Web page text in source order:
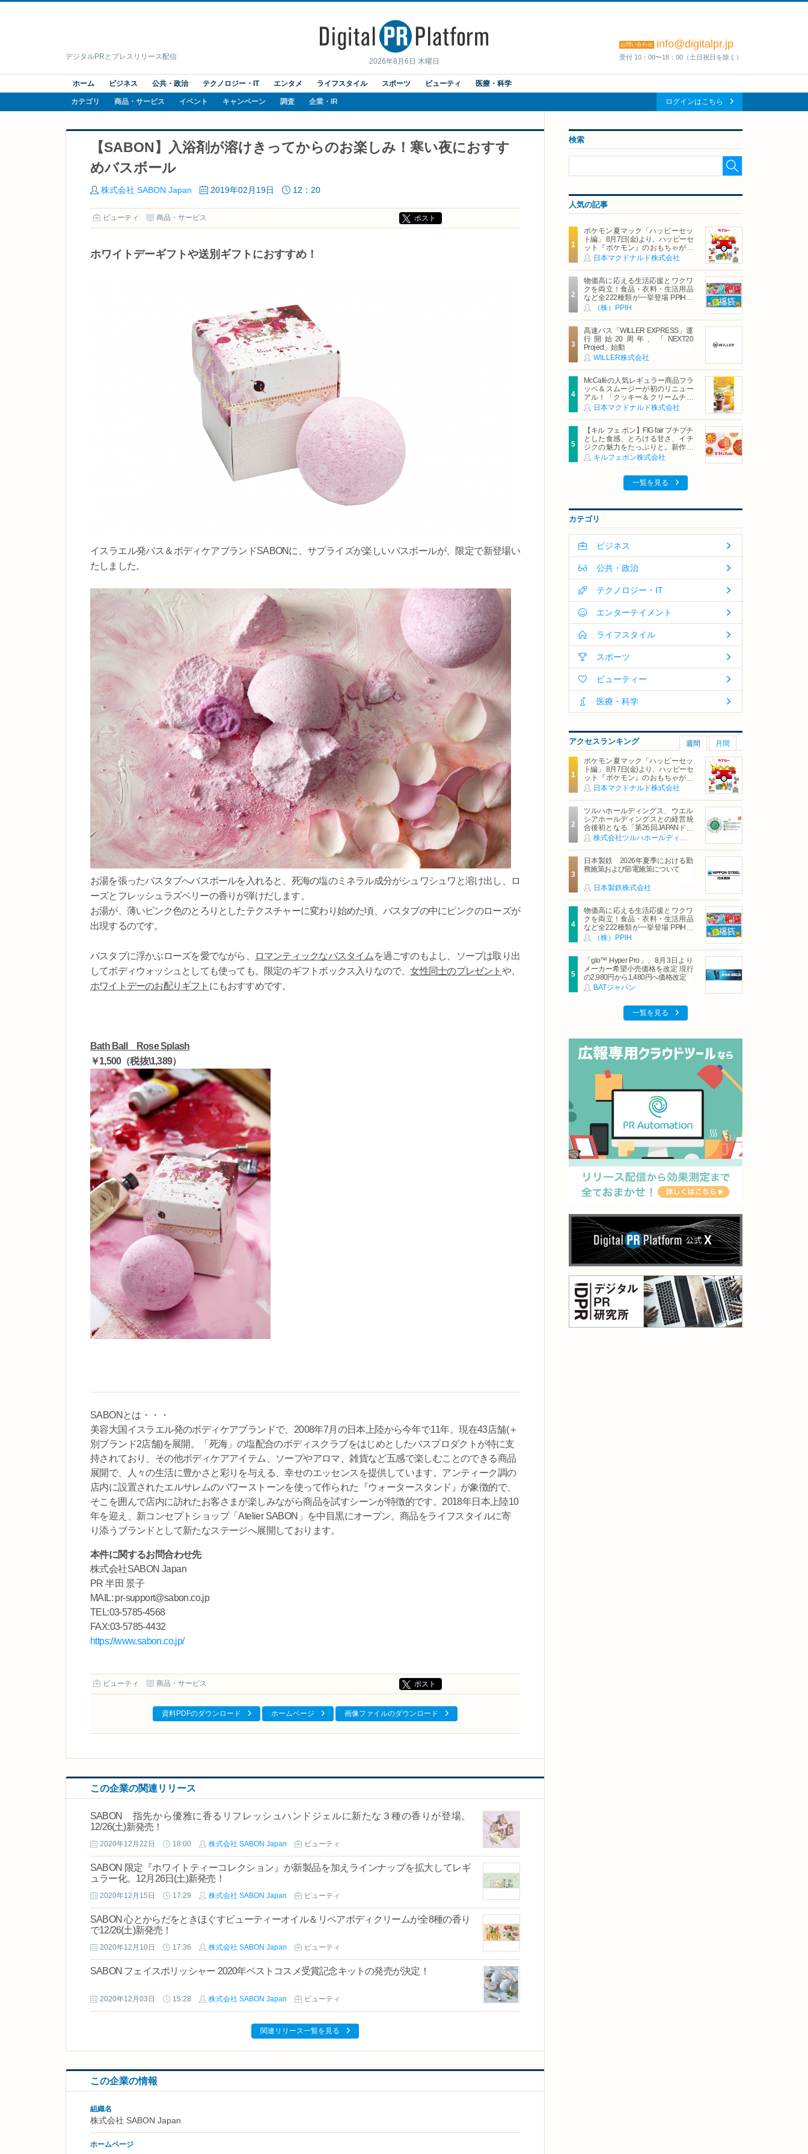
2026年8月6日 木曜日
デジタルPRとプレスリリース配信
お問い合わせ info@digitalpr.jp
受付 10：00〜18：00（土日祝日を除く）
ホーム ビジネス 公共・政治 テクノロジー・IT エンタメ ライフスタイル スポーツ ビューティ 医療・科学
カテゴリ 商品・サービス イベント キャンペーン 調査 企業・IR ログインはこちら
【SABON】入浴剤が溶けきってからのお楽しみ！寒い夜におすす
めバスボール
株式会社 SABON Japan 2019年02月19日 12：20
ビューティ 商品・サービス ポスト
ホワイトデーギフトや送別ギフトにおすすめ！
イスラエル発バス＆ボディケアブランドSABONに、サプライズが楽しいバスボールが、限定で新登場い
たしました。
お湯を張ったバスタブへバスボールを入れると、死海の塩のミネラル成分がシュワシュワと溶け出し、ロ
ーズとフレッシュラズベリーの香りが弾けだします。
お湯が、薄いピンク色のとろりとしたテクスチャーに変わり始めた頃、バスタブの中にピンクのローズが
出現するのです。
バスタブに浮かぶローズを愛でながら、 ロマンティックなバスタイム を過ごすのもよし、ソープは取り出
してボディウォッシュとしても使っても。限定のギフトボックス入りなので、女性同士のプレゼント や、
ホワイトデーのお配りギフト にもおすすめです。
Bath Ball RoseSplash
￥1,500（税抜\1,389）
SABONとは・・・
美容大国イスラエル発のボディケアブランドで、2008年7月の日本上陸から今年で11年。現在43店舗(＋
別ブランド2店舗)を展開。「死海」の塩配合のボディスクラブをはじめとしたバスプロダクトが特に支
持されており、その他ボディケアアイテム、ソープやアロマ、雑貨など五感で楽しむことのできる商品
展開で、人々の生活に豊かさと彩りを与える、幸せのエッセンスを提供しています。アンティーク調の
店内に設置されたエルサレムのパワーストーンを使って作られた『ウォータースタンド』が象徴的で、
そこを囲んで店内に訪れたお客さまが楽しみながら商品を試すシーンが特徴的です。2018年日本上陸10
年を迎え、新コンセプトショップ「Atelier SABON」を中目黒にオープン。商品をライフスタイルに寄
り添うブランドとして新たなステージへ展開しております。
本件に関するお問合わせ先
株式会社SABON Japan
PR 半田 景子
MAIL: pr-support@sabon.co.jp
TEL:03-5785-4568
FAX:03‐5785‐4432
https://www.sabon.co.jp/
ビューティ 商品・サービス ポスト
資料PDFのダウンロード ホームページ 画像ファイルのダウンロード
この企業の関連リリース
SABON 指先から優雅に香るリフレッシュハンドジェルに新たな３種の香りが登場。
12/26(土)新発売！
2020年12月22日 18:00 株式会社 SABON Japan ビューティ
SABON 限定『ホワイトティーコレクション』が新製品を加えラインナップを拡大してレギ
ュラー化。12月26日(土)新発売！
2020年12月15日 17:29 株式会社 SABON Japan ビューティ
SABON 心とからだをときほぐすビューティーオイル＆リペアボディクリームが全8種の香り
で12/26(土)新発売！
2020年12月10日 17:36 株式会社 SABON Japan ビューティ
SABON フェイスポリッシャー 2020年ベストコスメ受賞記念キットの発売が決定！
2020年12月03日 15:28 株式会社 SABON Japan ビューティ
関連リリース一覧を見る
この企業の情報
組織名
株式会社 SABON Japan
ホームページ
検索
人気の記事
ポケモン夏マック「ハッピーセッ
ト編」 8月7日(金)より、ハッピーセ
ット『ポケモン』のおもちゃが期
間限定登場
日本マクドナルド株式会社
物価高に応える生活応援とワクワ
クを両立！食品・衣料・生活用品
など全222種類が一挙登場 PPIHグ
ループ「夏福袋」＆セール 8月6日
(木)より順次スタート
（株）PPIH
高速バス「WILLER EXPRESS」運
行開始20周年、「NEXT20
Project」始動
WILLER株式会社
McCaféの人気レギュラー商品フラ
ッペ＆スムージーが初のリニュー
アル！「クッキー＆クリームチョ
コフラッペ」「マンゴースムージ
ー」8月5日（水）から販売開始
日本マクドナルド株式会社
【キル フェ ボン】FIG fair プチプチ
とした食感、とろける甘さ、イチ
ジクの魅力をたっぷりと。新作を
含め、イチジク尽くしの全4種が登
場8月20日（木）スタート
キルフェボン株式会社
一覧を見る
カテゴリ
ビジネス
公共・政治
テクノロジー・IT
エンターテイメント
ライフスタイル
スポーツ
ビューティー
医療・科学
アクセスランキング 週間 月間
ポケモン夏マック「ハッピーセッ
ト編」 8月7日(金)より、ハッピーセ
ット『ポケモン』のおもちゃが期
間限定登場
日本マクドナルド株式会社
ツルハホールディングス、ウエル
シアホールディングスとの経営統
合後初となる「第26回JAPANドラ
ッグストアショー」に出展
株式会社ツルハホールディングス
日本製鉄 2026年夏季における勤
務施策および節電施策について
日本製鉄株式会社
物価高に応える生活応援とワクワ
クを両立！食品・衣料・生活用品
など全222種類が一挙登場 PPIHグ
ループ「夏福袋」＆セール 8月6日
（株）PPIH
「glo™ Hyper Pro」、8月3日より
メーカー希望小売価格を改定 現行
の2,980円から1,480円へ価格改定
BATジャパン
一覧を見る